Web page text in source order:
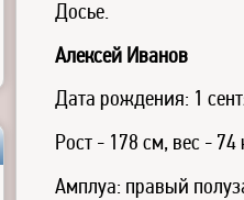
Досье.
Алексей Иванов
Дата рождения: 1
Рост - 178 см, вес - 74
Амплуа: правый